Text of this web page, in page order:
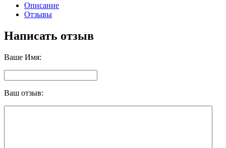
Описание
Отзывы
Написать отзыв
Ваше Имя:
Ваш отзыв: